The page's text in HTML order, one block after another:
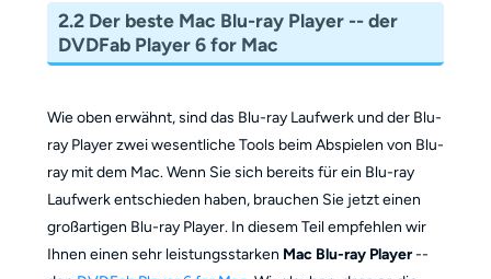
2.2 Der beste Mac Blu-ray Player -- der
DVDFab Player 6 for Mac
Wie oben erwähnt, sind das Blu-ray Laufwerk und der Blu-
ray Player zwei wesentliche Tools beim Abspielen von Blu-
ray mit dem Mac. Wenn Sie sich bereits für ein Blu-ray
Laufwerk entschieden haben, brauchen Sie jetzt einen
großartigen Blu-ray Player. In diesem Teil empfehlen wir
Ihnen einen sehr leistungsstarken Mac Blu-ray Player--